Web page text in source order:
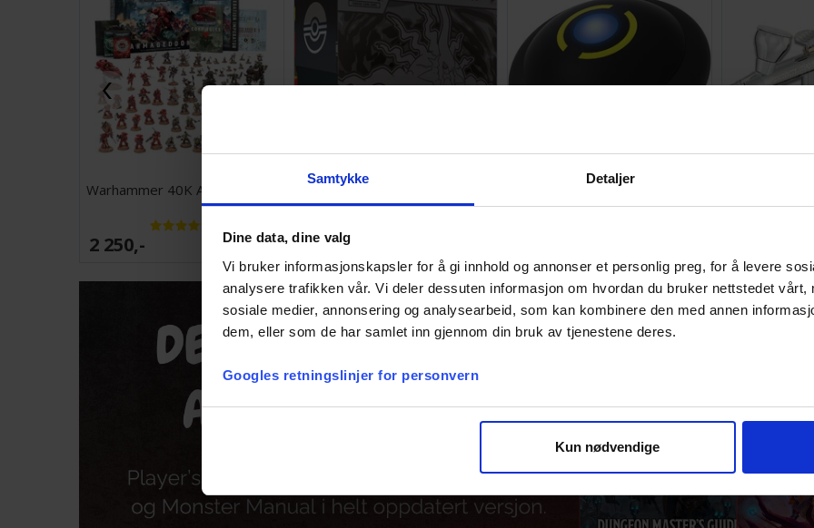
Samtykke Detaljer
Dine data, dine valg
Vi bruker informasjonskapsler for å gi innhold og annonser et personlig preg, for å levere
analysere trafikken vår. Vi deler dessuten informasjon om hvordan du bruker nettstedet vårt,
sosiale medier, annonsering og analysearbeid, som kan kombinere den med annen
dem, eller som de har samlet inn gjennom din bruk av tjenestene deres.
Googles retningslinjer for personvern
Kun nødvendige
Warhammer 40K Armageddon
2 250,- Antall på
Pokemon Pitch Black ETB
1 099,-
Brook Pocket Auto Catch Light